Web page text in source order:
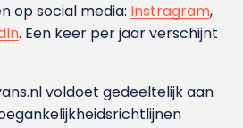
op social media: Instragram,
. Een keer per jaar verschijnt
voldoet gedeeltelijk aan